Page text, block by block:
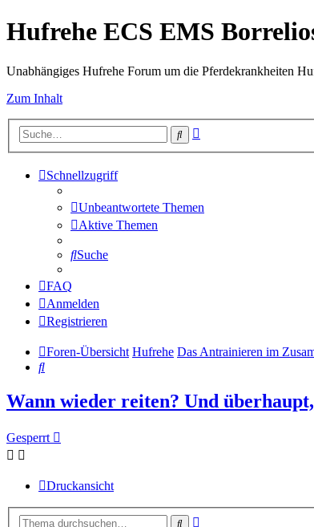
Hufrehe ECS EMS
Unabhängiges Hufrehe Forum um die Pferdekrankheiten
Zum Inhalt
Suche
Schnellzugriff
Unbeantwortete Themen
Aktive Themen
Suche
FAQ
Anmelden
Registrieren
Foren-Übersicht Hufrehe Das Antrainieren im
Suche
Wann wieder reiten? Und
Gesperrt
Druckansicht
Suche